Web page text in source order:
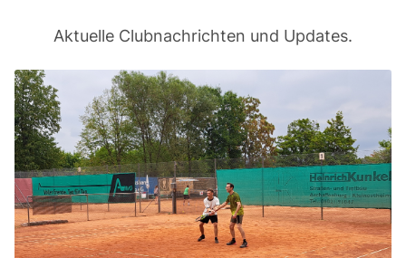
Aktuelle Clubnachrichten und Updates.